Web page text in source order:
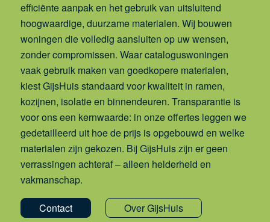
efficiënte aanpak en het gebruik van uitsluitend
hoogwaardige, duurzame materialen. Wij bouwen
woningen die volledig aansluiten op uw wensen,
zonder compromissen. Waar cataloguswoningen
vaak gebruik maken van goedkopere materialen,
kiest GijsHuis standaard voor kwaliteit in ramen,
kozijnen, isolatie en binnendeuren. Transparantie is
voor ons een kernwaarde: in onze offertes leggen we
gedetailleerd uit hoe de prijs is opgebouwd en welke
materialen zijn gekozen. Bij GijsHuis zijn er geen
verrassingen achteraf – alleen helderheid en
vakmanschap.
Contact Over GijsHuis